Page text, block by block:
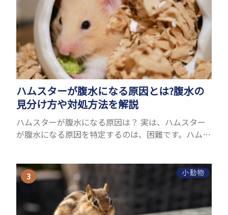
ハムスターが腹水になる原因とは?腹水の
見分け方や対処方法を解説
ハムスターが腹水になる原因は？ 実は、ハムスター
が腹水になる原因を特定するのは、困難です。ハムス
理由はさま...
小動物